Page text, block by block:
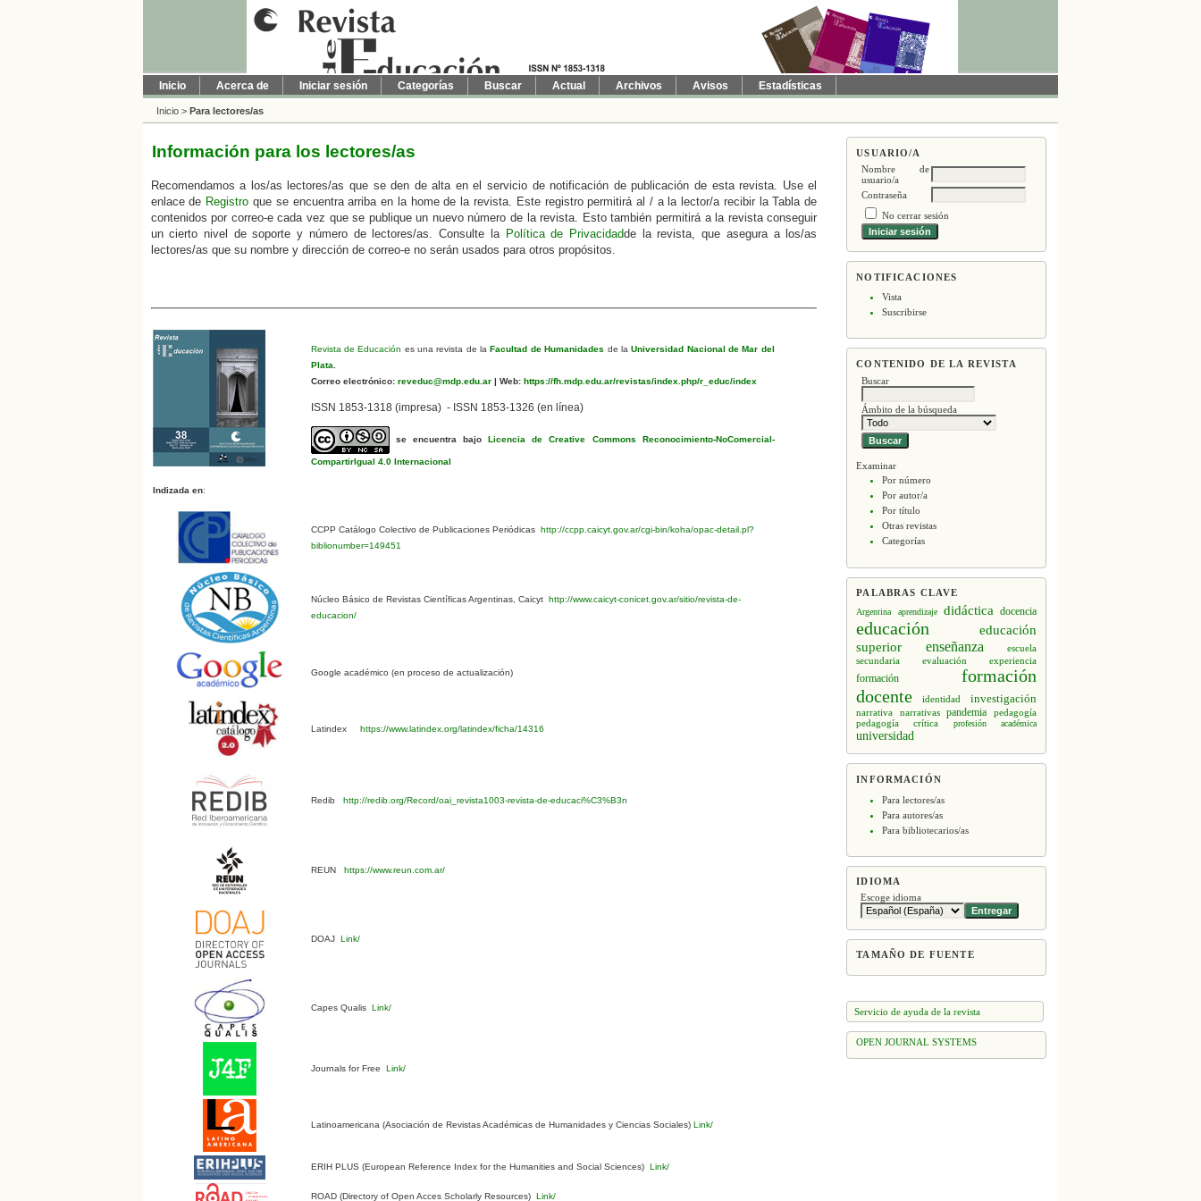
USUARIO/A
Nombre de
usuario/a
Contraseña
No cerrar sesión
NOTIFICACIONES
Vista
Suscribirse
CONTENIDO DE LA REVISTA
Buscar
Ámbito de la búsqueda
Examinar
Por número
Por autor/a
Por título
Otras revistas
Categorías
PALABRAS CLAVE
Argentina aprendizaje didáctica docencia
educación
educación
superior
enseñanza
escuela
secundaria
evaluación
experiencia
formación
formación
docente
identidad investigación
narrativa narrativas pandemia
pedagogía
pedagogía crítica
profesión académica
universidad
INFORMACIÓN
Para lectores/as
Para autores/as
Para bibliotecarios/as
IDIOMA
Escoge idioma
TAMAÑO DE FUENTE
Servicio de ayuda de la revista
OPEN JOURNAL SYSTEMS
Inicio Acerca de Iniciar sesión Categorías Buscar Actual Archivos Avisos Estadísticas
Inicio > Para lectores/as
Información para los lectores/as
Recomendamos a los/as lectores/as que se den de alta en el servicio de notificación de publicación de esta revista. Use el
enlace de Registro que se encuentra arriba en la home de la revista. Este registro permitirá al / a la lector/a recibir la Tabla de
contenidos por correo-e cada vez que se publique un nuevo número de la revista. Esto también permitirá a la revista conseguir
un cierto nivel de soporte y número de lectores/as. Consulte la Política de Privacidadde la revista, que asegura a los/as
lectores/as que su nombre y dirección de correo-e no serán usados para otros propósitos.
Revista de Educación es una revista de la Facultad de Humanidades de la Universidad Nacional de Mar del
Plata
Correo electrónico:reveduc@mdp.edu.ar| Web:https://fh.mdp.edu.ar/revistas/index.php/r_educ/index
ISSN 1853-1318 (impresa) - ISSN 1853-1326 (en línea)
se encuentra bajoLicencia de Creative Commons Reconocimiento-NoComercial-
CompartirIgual 4.0 Internacional
Indizada en:
CCPP Catálogo Colectivo de Publicaciones Periódicas http://ccpp.caicyt.gov.ar/cgi-bin/koha/opac-detail.pl?
biblionumber=149451
Núcleo Básico de Revistas Científicas Argentinas, Caicyt http://www.caicyt-conicet.gov.ar/sitio/revista-de-
educacion/
Google académico (en proceso de actualización)
Latindex https://www.latindex.org/latindex/ficha/14316
Redib http://redib.org/Record/oai_revista1003-revista-de-educaci%C3%B3n
REUN https://www.reun.com.ar/
DOAJ Link/
Capes Qualis Link/
Journals for Free Link/
Latinoamericana (Asociación de Revistas Académicas de Humanidades y Ciencias Sociales)Link/
ERIH PLUS (European Reference Index for the Humanities and Social Sciences) Link/
ROAD (Directory of Open Acces Scholarly Resources) Link/